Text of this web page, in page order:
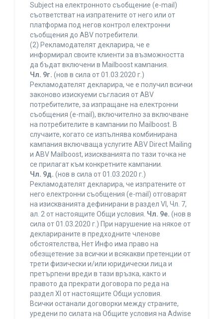
Subject на електронното съобщение (e-mail)
съответстват на изпратените от него или от
платформа под негов контрол електронни
съобщения до ABV потребители.
(2) Рекламодателят декларира, че е
информирал своите клиенти за възможността
да бъдат включени в Mailboost кампания.
Чл. 9г. (нов в сила от 01.03.2020 г.)
Рекламодателят декларира, че е получил всички
законово изискуеми съгласия от ABV
потребителите, за изпращане на електронни
съобщения (e-mail), включително за включване
на потребителите в кампании по Mailboost. В
случаите, когато се изпълнява комбинирана
кампания включваща услугите ABV Direct Mailing
и ABV Mailboost, изискванията по тази точка не
се прилагат към конкретните кампании.
Чл. 9д. (нов в сила от 01.03.2020 г.)
Рекламодателят декларира, че изпратените от
него електронни съобщения (e-mail) отговарят
на изискванията дефинирани в раздел VI, Чл. 7,
ал. 2 от настоящите Общи условия. Чл. 9е. (нов в
сила от 01.03.2020 г.) При нарушение на някое от
декларираните в предходните членове
обстоятелства, Нет Инфо има право на
обезщетение за всички и всякакви претенции от
трети физически и/или юридически лица и
претърпени вреди в тази връзка, както и
правото да прекрати договора по реда на
раздел XI от настоящите Общи условия.
Всички останали договорки между страните,
уредени по силата на Общите условия на Adwise